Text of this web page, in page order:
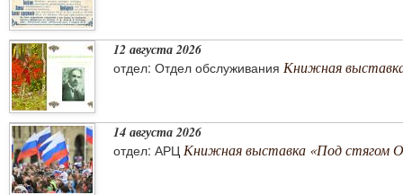
12 августа 2026
отдел: Отдел обслуживания Книжная
14 августа 2026
отдел: АРЦ Книжная выставка «Под стягом